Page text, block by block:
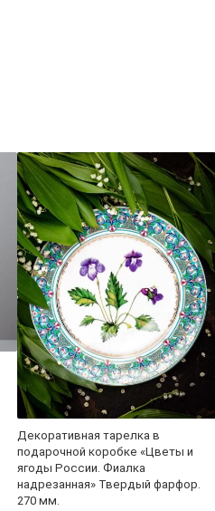
Декоративная тарелка в
подарочной коробке «Цветы и
ягоды России. Фиалка
надрезанная» Твердый фарфор.
270 мм.